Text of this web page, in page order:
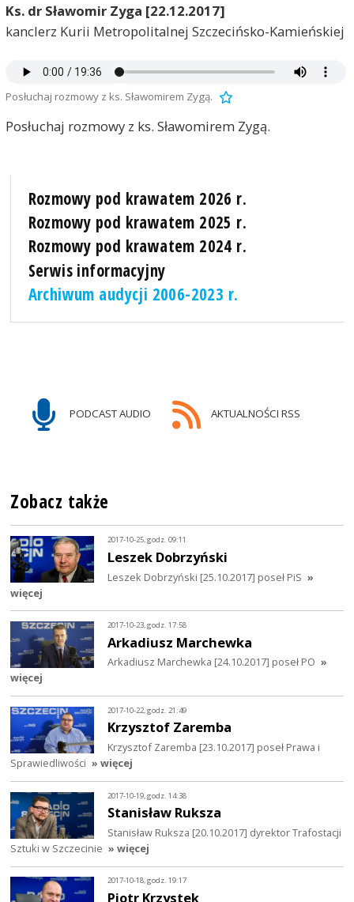
Ks. dr Sławomir Zyga [22.12.2017]
kanclerz Kurii Metropolitalnej Szczecińsko-Kamieńskiej
Posłuchaj rozmowy z ks. Sławomirem Zygą.
Posłuchaj rozmowy z ks. Sławomirem Zygą.
Rozmowy pod krawatem 2026 r.
Rozmowy pod krawatem 2025 r.
Rozmowy pod krawatem 2024 r.
Serwis informacyjny
Archiwum audycji 2006-2023 r.
PODCAST AUDIO AKTUALNOŚCI RSS
Zobacz także
2017-10-25, godz. 09:11
Leszek Dobrzyński
Leszek Dobrzyński [25.10.2017] poseł PiS »
więcej
2017-10-23, godz. 17:58
Arkadiusz Marchewka
Arkadiusz Marchewka [24.10.2017] poseł PO »
więcej
2017-10-22, godz. 21:49
Krzysztof Zaremba
Krzysztof Zaremba [23.10.2017] poseł Prawa i
Sprawiedliwości » więcej
2017-10-19, godz. 14:38
Stanisław Ruksza
Stanisław Ruksza [20.10.2017] dyrektor Trafostacji
Sztuki w Szczecinie » więcej
2017-10-18, godz. 19:17
Piotr Krzystek